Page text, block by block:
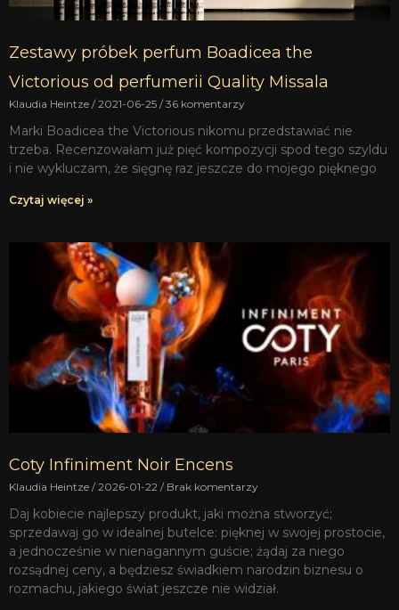
Zestawy próbek perfum Boadicea the
Victorious od perfumerii Quality Missala
Klaudia Heintze 2021-06-25 36 komentarzy
Marki Boadicea the Victorious nikomu przedstawiać nie
trzeba. Recenzowałam już pięć kompozycji spod tego szyldu
i nie wykluczam, że sięgnę raz jeszcze do mojego pięknego
Czytaj więcej »
Coty Infiniment Noir Encens
Klaudia Heintze 2026-01-22 Brak komentarzy
Daj kobiecie najlepszy produkt, jaki można stworzyć;
sprzedawaj go w idealnej butelce: pięknej w swojej prostocie,
a jednocześnie w nienagannym guście; żądaj za niego
rozsądnej ceny, a będziesz świadkiem narodzin biznesu o
rozmachu, jakiego świat jeszcze nie widział.